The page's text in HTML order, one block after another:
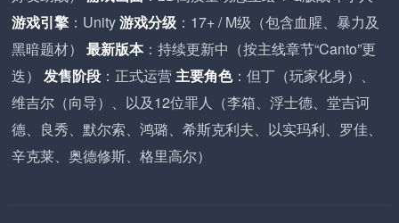
游戏引擎 ：Unity游戏分级 ：17+ / M级（包含血腥、暴力及
黑暗题材） 最新版本：持续更新中（按主线章节“Canto”更
迭） 发售阶段 ：正式运营主要角色：但丁（玩家化身）、
维吉尔（向导）、以及12位罪人（李箱、浮士德、堂吉诃
德、良秀、默尔索、鸿璐、希斯克利夫、以实玛利、罗佳、
辛克莱、奥德修斯、格里高尔）